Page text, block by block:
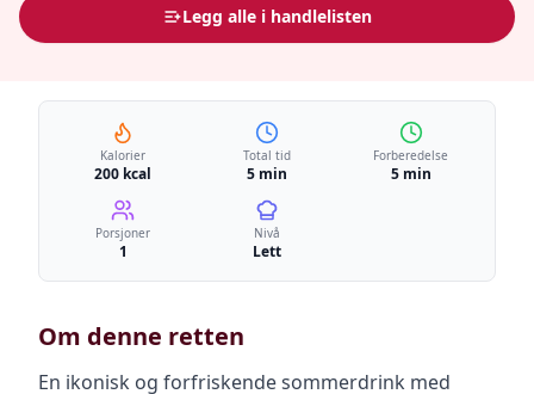
Legg alle i handlelisten
Kalorier
200 kcal
Total tid
5 min
Forberedelse
5 min
Porsjoner
1
Nivå
Lett
Om denne retten
En ikonisk og forfriskende sommerdrink med